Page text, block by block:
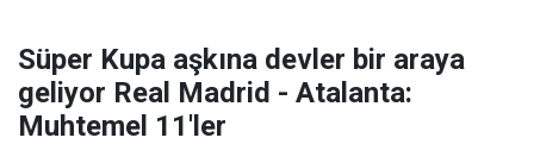
Süper Kupa aşkına devler bir araya
geliyor Real Madrid - Atalanta:
Muhtemel 11'ler